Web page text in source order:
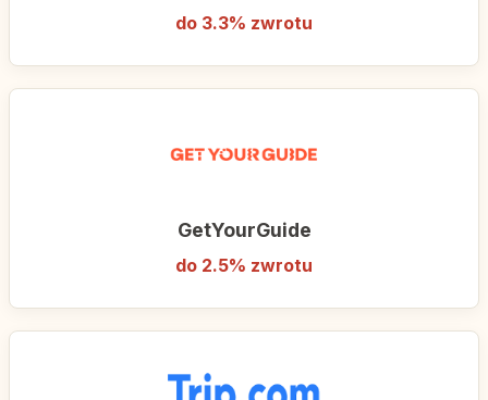
do 3.3% zwrotu
GetYourGuide
do 2.5% zwrotu